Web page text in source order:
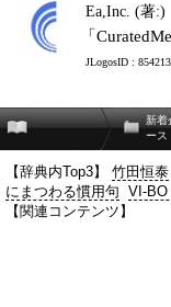
Ea,Inc. (著:)
「
JLogosID :
新着
ース
【辞典内Top3】 竹田恒泰
にまつわる慣用句 VI-BO
【関連コンテンツ】